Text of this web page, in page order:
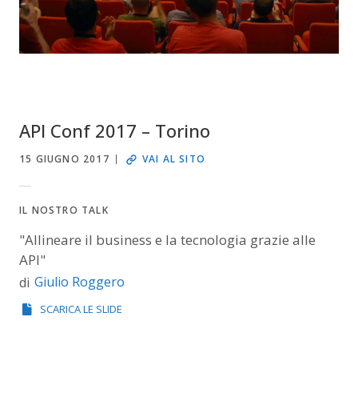
API Conf 2017 – Torino
15 GIUGNO 2017 VAI AL SITO
IL NOSTRO TALK
"Allineare il business e la tecnologia grazie alle
API"
di Giulio Roggero
SCARICA LE SLIDE